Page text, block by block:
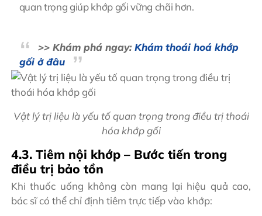
quan trọng giúp khớp gối vững chãi hơn.
>> Khám phá ngay:Khám thoái hoá khớp
gối ở đâu
Vật lý trị liệu là yếu tố quan trọng trong điều trị thoái
hóa khớp gối
4.3. Tiêm nội khớp – Bước tiến trong
điều trị bảo tồn
Khi thuốc uống không còn mang lại hiệu quả cao,
bác sĩ có thể chỉ định tiêm trực tiếp vào khớp: